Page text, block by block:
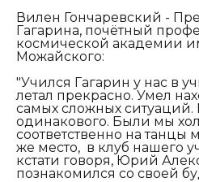
Вилен Гончаревский -
Гагарина, почётный
космической академии
Можайского:
"Учился Гагарин у нас в
летал прекрасно. Умел
самых сложных ситуаций.
одинакового. Были мы
соответственно на танцы
же место, в клуб нашего
кстати говоря, Юрий
познакомился со своей